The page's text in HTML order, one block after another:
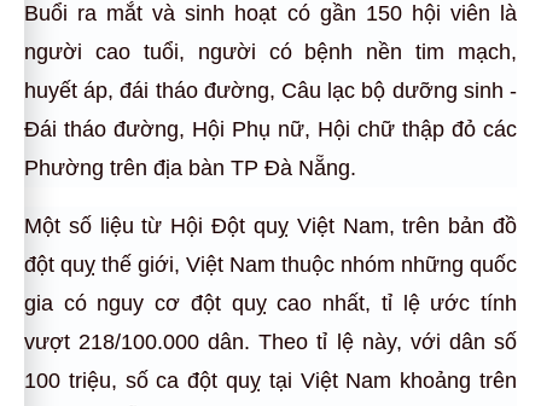
Buổi ra mắt và sinh hoạt có gần 150 hội viên là
người cao tuổi, người có bệnh nền tim mạch,
huyết áp, đái tháo đường, Câu lạc bộ dưỡng sinh -
Đái tháo đường, Hội Phụ nữ, Hội chữ thập đỏ các
Phường trên địa bàn TP Đà Nẵng.
Một số liệu từ Hội Đột quỵ Việt Nam, trên bản đồ
đột quỵ thế giới, Việt Nam thuộc nhóm những quốc
gia có nguy cơ đột quỵ cao nhất, tỉ lệ ước tính
vượt 218/100.000 dân. Theo tỉ lệ này, với dân số
100 triệu, số ca đột quỵ tại Việt Nam khoảng trên